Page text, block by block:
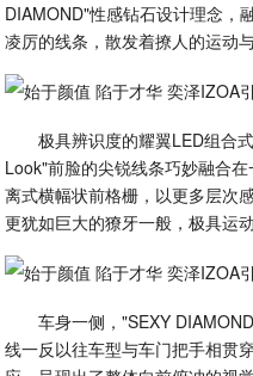
DIAMOND"性感钻石设计理念，
凌厉的线条，散发着撩人的运动
极具辨识度的耀翼LED组合
Look"前脸的尖锐线条巧妙融合
离式横幅状前格栅，以更多层次
更犹如巨大的獠牙一般，极具运动
车身一侧，"SEXY
线一反以往车型与车门把手相贯